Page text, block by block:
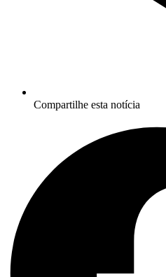
Compartilhe esta notícia